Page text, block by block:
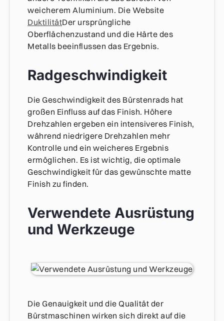
weicherem Aluminium. Die Website
DuktilitätDer ursprüngliche
Oberflächenzustand und die Härte des
Metalls beeinflussen das Ergebnis.
Radgeschwindigkeit
Die Geschwindigkeit des Bürstenrads hat
großen Einfluss auf das Finish. Höhere
Drehzahlen ergeben ein intensiveres Finish,
während niedrigere Drehzahlen mehr
Kontrolle und ein weicheres Ergebnis
ermöglichen. Es ist wichtig, die optimale
Geschwindigkeit für das gewünschte matte
Finish zu finden.
Verwendete Ausrüstung
und Werkzeuge
Die Genauigkeit und die Qualität der
Bürstmaschinen wirken sich direkt auf die